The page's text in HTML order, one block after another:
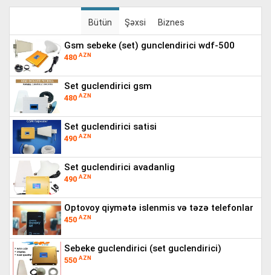
Bütün Şəxsi Biznes
gsm sebeke (set) gunclendirici wdf-500
480 AZN
set guclendirici gsm
480 AZN
set guclendirici satisi
490 AZN
set guclendirici avadanlig
490 AZN
optovoy qiymətə islenmis və təzə telefonlar
450 AZN
sebeke guclendirici (set guclendirici)
550 AZN